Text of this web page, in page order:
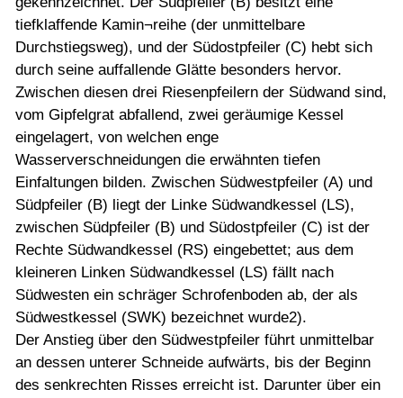
tiefklaffende Kamin¬reihe (der unmittelbare
Durchstiegsweg), und der Südostpfeiler (C) hebt sich
durch seine auffallende Glätte besonders hervor.
Zwischen diesen drei Riesenpfeilern der Südwand sind,
vom Gipfelgrat abfallend, zwei geräumige Kessel
eingelagert, von welchen enge
Wasserverschneidungen die erwähnten tiefen
Einfaltungen bilden. Zwischen Südwestpfeiler (A) und
Südpfeiler (B) liegt der Linke Südwandkessel (LS),
zwischen Südpfeiler (B) und Südostpfeiler (C) ist der
Rechte Südwandkessel (RS) eingebettet; aus dem
kleineren Linken Südwandkessel (LS) fällt nach
Südwesten ein schräger Schrofenboden ab, der als
Südwestkessel (SWK) bezeichnet wurde2).
Der Anstieg über den Südwestpfeiler führt unmittelbar
an dessen unterer Schneide aufwärts, bis der Beginn
des senkrechten Risses erreicht ist. Darunter über ein